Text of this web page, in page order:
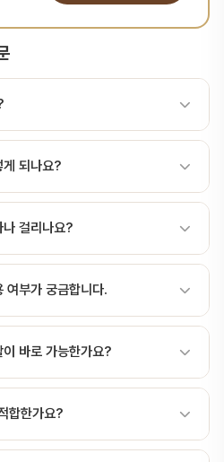
한 치조골에 뼈 재료를 보충하여 임
결손부의 부피 유지를 목표로 하는
료에서 약 30~40%가 어떤 형태로
에 중요합니다. 목적: 임플란트 식립
소켓 보존, 결손부 체적 유지. 시술 방
고에 따라 발치 후 첫 1년 내 약
수년 내 추가 흡수가 진행될 수 …
게 되나요?
관찰 순서로 진행합니다. 서울대
.
걸리나요?
다. 정확한 시간은 진료 상담 시 안내
여부가 궁금합니다.
상담(041-415-2892)을 통해 정확
하세요.
바로 가능한가요?
르므로, 담당 의사의 안내를 따라주세
합한가요?